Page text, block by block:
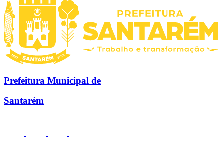
Prefeitura Municipal de
Santarém